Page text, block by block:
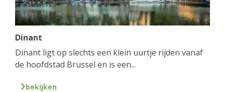
Dinant
Dinant ligt op slechts een klein uurtje rijden vanaf
de hoofdstad Brussel en is een...
bekijken